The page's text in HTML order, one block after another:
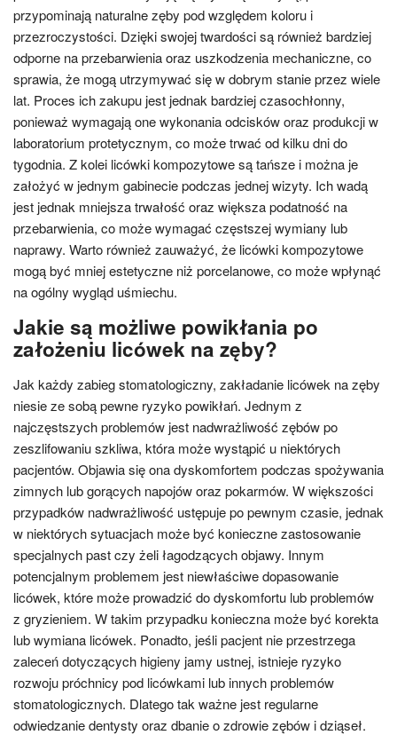
przypominają naturalne zęby pod względem koloru i
przezroczystości. Dzięki swojej twardości są również bardziej
odporne na przebarwienia oraz uszkodzenia mechaniczne, co
sprawia, że mogą utrzymywać się w dobrym stanie przez wiele
lat. Proces ich zakupu jest jednak bardziej czasochłonny,
ponieważ wymagają one wykonania odcisków oraz produkcji w
laboratorium protetycznym, co może trwać od kilku dni do
tygodnia. Z kolei licówki kompozytowe są tańsze i można je
założyć w jednym gabinecie podczas jednej wizyty. Ich wadą
jest jednak mniejsza trwałość oraz większa podatność na
przebarwienia, co może wymagać częstszej wymiany lub
naprawy. Warto również zauważyć, że licówki kompozytowe
mogą być mniej estetyczne niż porcelanowe, co może wpłynąć
na ogólny wygląd uśmiechu.
Jakie są możliwe powikłania po
założeniu licówek na zęby?
Jak każdy zabieg stomatologiczny, zakładanie licówek na zęby
niesie ze sobą pewne ryzyko powikłań. Jednym z
najczęstszych problemów jest nadwrażliwość zębów po
zeszlifowaniu szkliwa, która może wystąpić u niektórych
pacjentów. Objawia się ona dyskomfortem podczas spożywania
zimnych lub gorących napojów oraz pokarmów. W większości
przypadków nadwrażliwość ustępuje po pewnym czasie, jednak
w niektórych sytuacjach może być konieczne zastosowanie
specjalnych past czy żeli łagodzących objawy. Innym
potencjalnym problemem jest niewłaściwe dopasowanie
licówek, które może prowadzić do dyskomfortu lub problemów
z gryzieniem. W takim przypadku konieczna może być korekta
lub wymiana licówek. Ponadto, jeśli pacjent nie przestrzega
zaleceń dotyczących higieny jamy ustnej, istnieje ryzyko
rozwoju próchnicy pod licówkami lub innych problemów
stomatologicznych. Dlatego tak ważne jest regularne
odwiedzanie dentysty oraz dbanie o zdrowie zębów i dziąseł.